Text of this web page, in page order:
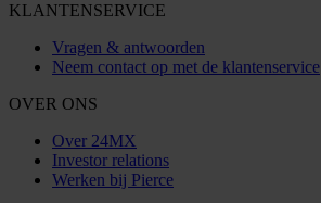
KLANTENSERVICE
Vragen & antwoorden
Neem contact op met de klantenservice
OVER ONS
Over 24MX
Investor relations
Werken bij Pierce